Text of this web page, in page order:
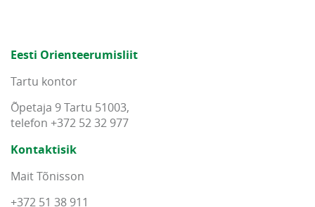
Eesti Orienteerumisliit
Tartu kontor
Õpetaja 9 Tartu 51003,
telefon +372 52 32 977
Kontaktisik
Mait Tõnisson
+372 51 38 911